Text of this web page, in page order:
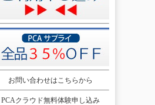
お問い合わせはこちらから
PCAクラウド無料体験申し込み